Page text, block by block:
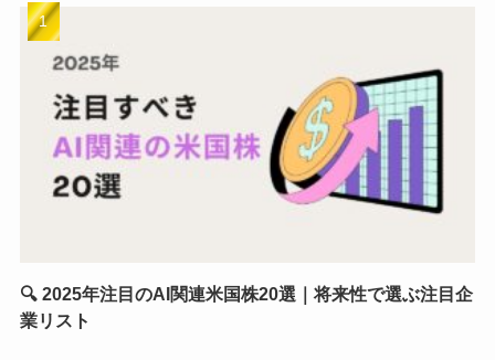
🔍 2025年注目のAI関連米国株20選｜将来性で選ぶ注目企
業リスト